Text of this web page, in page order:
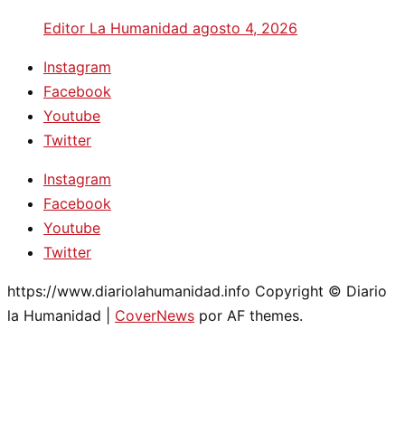
Editor La Humanidad agosto 4, 2026
Instagram
Facebook
Youtube
Twitter
Instagram
Facebook
Youtube
Twitter
https://www.diariolahumanidad.info Copyright © Diario
la Humanidad
CoverNews por AF themes.